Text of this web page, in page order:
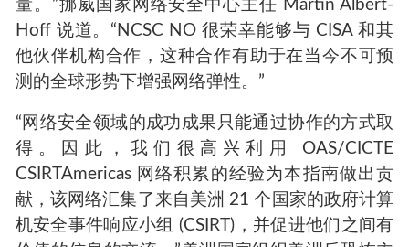
量。”挪威国家网络安全中心主任 Martin Albert-
Hoff 说道。“NCSC NO 很荣幸能够与 CISA 和其
他伙伴机构合作，这种合作有助于在当今不可预
测的全球形势下增强网络弹性。”
“网络安全领域的成功成果只能通过协作的方式取
得。因此，我们很高兴利用 OAS/CICTE
CSIRTAmericas 网络积累的经验为本指南做出贡
献，该网络汇集了来自美洲 21 个国家的政府计算
机安全事件响应小组 (CSIRT)，并促进他们之间有